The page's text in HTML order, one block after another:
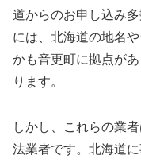
道からのお申し込み
には、北海道の地名
かも音更町に拠点が
ります。
しかし、これらの業
法業者です。北海道